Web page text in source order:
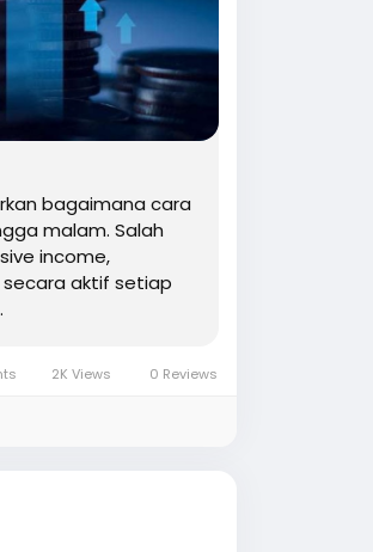
bagaimana cara
malam. Salah
income,
aktif setiap
2K Views 0 Reviews